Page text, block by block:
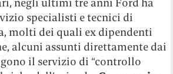
specialisti e tecnici di
molti dei quali ex dipendenti
alcuni assunti direttamente dai
il servizio di “controllo